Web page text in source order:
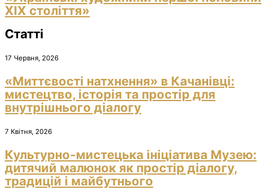
ХІХ століття»
Статті
17 Червня, 2026
«Миттєвості натхнення» в Качанівці:
мистецтво, історія та простір для
внутрішнього діалогу
7 Квітня, 2026
Культурно-мистецька ініціатива Музею:
дитячий малюнок як простір діалогу,
традицій і майбутнього